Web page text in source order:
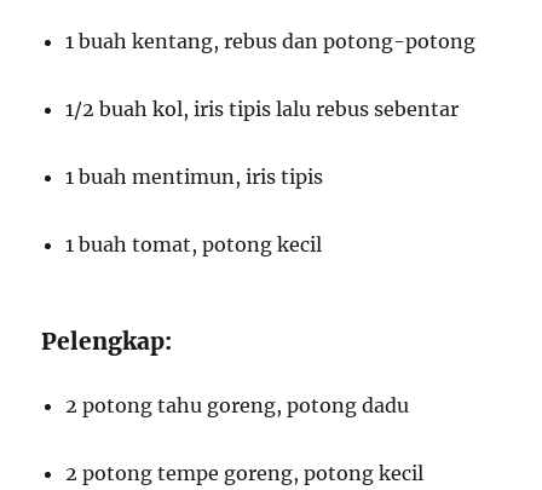
1 buah kentang, rebus dan potong-potong
1/2 buah kol, iris tipis lalu rebus sebentar
1 buah mentimun, iris tipis
1 buah tomat, potong kecil
Pelengkap:
2 potong tahu goreng, potong dadu
2 potong tempe goreng, potong kecil